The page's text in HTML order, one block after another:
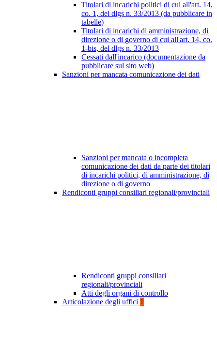
Titolari di incarichi politici di cui all'art. 14,
co. 1, del dlgs n. 33/2013 (da pubblicare in
tabelle)
Titolari di incarichi di amministrazione, di
direzione o di governo di cui all'art. 14, co.
1-bis, del dlgs n. 33/2013
Cessati dall'incarico (documentazione da
pubblicare sul sito web)
Sanzioni per mancata comunicazione dei dati
Sanzioni per mancata o incompleta
comunicazione dei dati da parte dei titolari
di incarichi politici, di amministrazione, di
direzione o di governo
Rendiconti gruppi consiliari regionali/provinciali
Rendiconti gruppi consiliari
regionali/provinciali
Atti degli organi di controllo
Articolazione degli uffici 1